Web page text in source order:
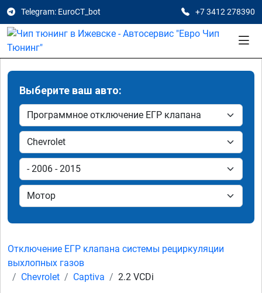
Telegram: EuroCT_bot +7 3412 278390
Выберите ваш авто:
Отключение ЕГР клапана системы рециркуляции
выхлопных газов
Chevrolet
Captiva 2.2 VCDi